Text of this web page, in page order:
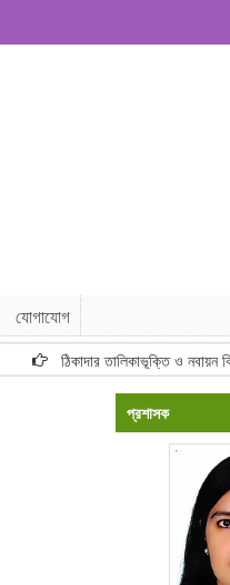
যোগাযোগ
ঠিকাদার তালিকাভূক্তি ও নবায়ন বিজ্ঞপ্তি
প্রশাসক